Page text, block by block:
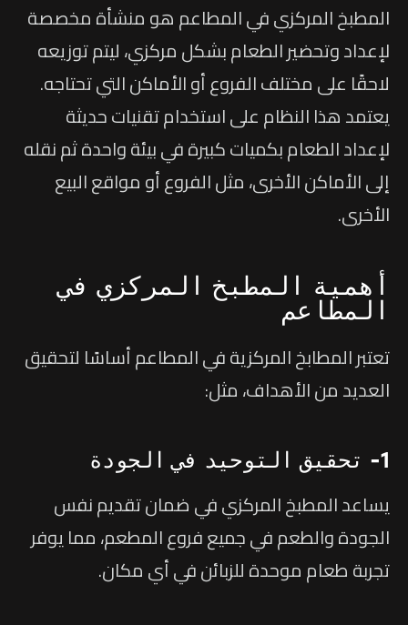
المطبخ المركزي في المطاعم هو منشأة مخصصة
لإعداد وتحضير الطعام بشكل مركزي، ليتم توزيعه
لاحقًا على مختلف الفروع أو الأماكن التي تحتاجه.
يعتمد هذا النظام على استخدام تقنيات حديثة
لإعداد الطعام بكميات كبيرة في بيئة واحدة ثم نقله
إلى الأماكن الأخرى، مثل الفروع أو مواقع البيع
الأخرى.
أهمية المطبخ المركزي في
المطاعم
تعتبر المطابخ المركزية في المطاعم أساسًا لتحقيق
العديد من الأهداف، مثل:
1- تحقيق التوحيد في الجودة
يساعد المطبخ المركزي في ضمان تقديم نفس
الجودة والطعم في جميع فروع المطعم، مما يوفر
تجربة طعام موحدة للزبائن في أي مكان.